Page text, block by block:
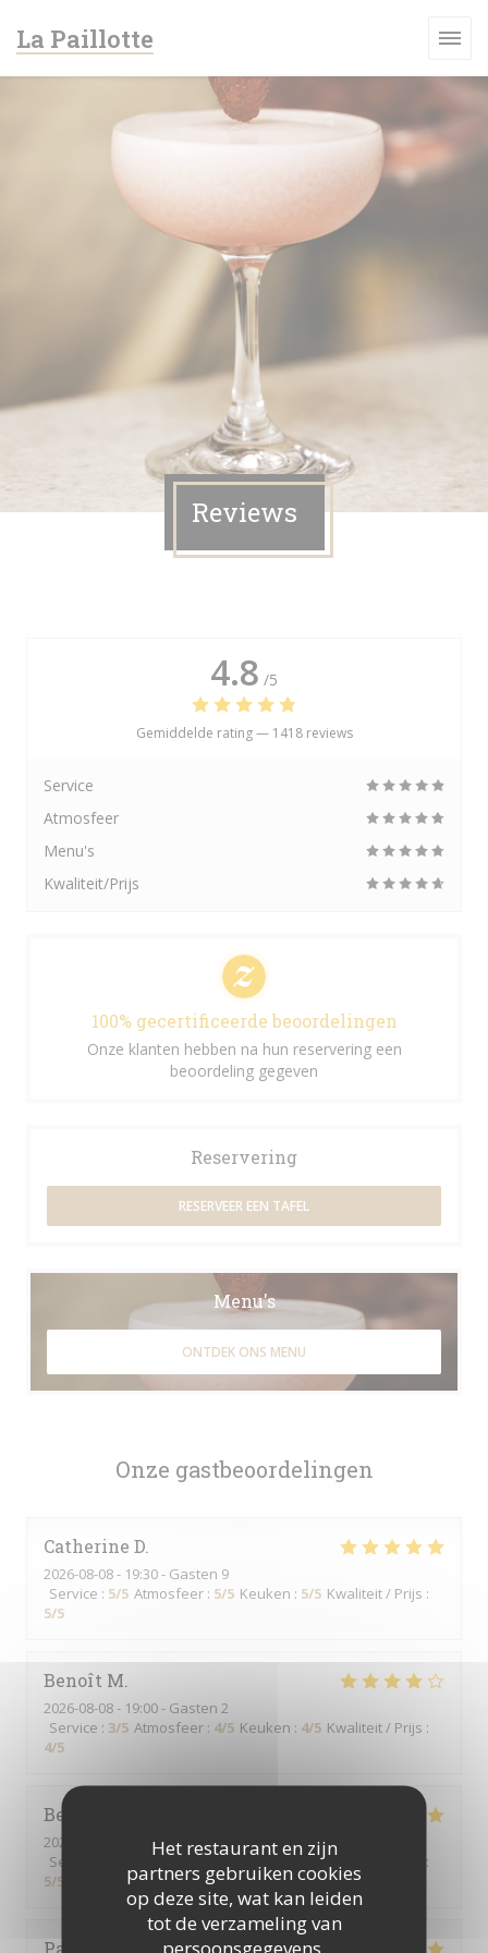
Het restaurant en zijn
partners gebruiken cookies
op deze site, wat kan leiden
tot de verzameling van
persoonsgegevens.
La Paillotte
Reviews
Onze gastbeoordelingen
Catherine D
2026-08-08- 19:30 - Gasten 9
Service : 5/5 Atmosfeer : 5/5 Keuken : 5/5 Kwaliteit / Prijs :
5/5
Benoît M
2026-08-08- 19:00 - Gasten 2
Service : 3/5 Atmosfeer : 4/5 Keuken : 4/5 Kwaliteit / Prijs :
4/5
Bernard
2026-08-08
- 12:00 - Gasten 5
Service
Atmosfeer: 5/5 Keuken: 5 /5 Kwaliteit / Prijs
:
5/5
Pascal
4.8 /5
Gemiddelde rating — 1418 reviews
Service
Atmosfeer
Menu's
Kwaliteit/Prijs
100% gecertificeerde beoordelingen
Onze klanten hebben na hun reservering een
beoordeling gegeven
Reservering
RESERVEER EEN TAFEL
Menu's
ONTDEK ONS MENU